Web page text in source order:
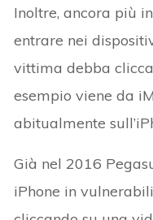
Inoltre, ancora più
entrare nei
vittima debba
esempio viene da
abitualmente
Già nel 2016
iPhone in